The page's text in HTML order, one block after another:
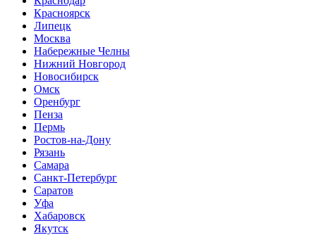
Красноярск
Липецк
Москва
Набережные Челны
Нижний Новгород
Новосибирск
Омск
Оренбург
Пенза
Пермь
Ростов-на-Дону
Рязань
Самара
Санкт-Петербург
Саратов
Уфа
Хабаровск
Якутск